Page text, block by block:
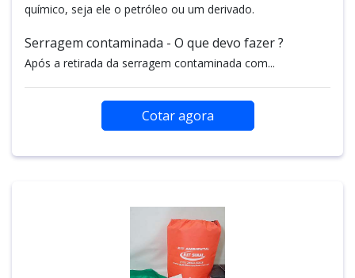
químico, seja ele o petróleo ou um derivado.
Serragem contaminada - O que devo fazer ?
Após a retirada da serragem contaminada com...
Cotar agora